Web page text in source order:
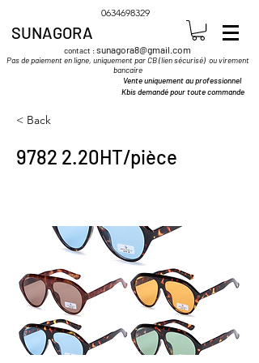
0634698329
SUNAGORA
contact :sunagora8@gmail.com
Pas de paiement en ligne, uniquement par CB (lien sécurisé) ou virement
bancaire
Vente uniquement au professionnel
Kbis demandé pour toute commande
< Back
9782 2.20HT/pièce